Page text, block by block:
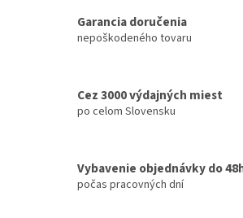
Garancia doručenia
nepoškodeného tovaru
Cez 3000 výdajných miest
po celom Slovensku
Vybavenie objednávky do
počas pracovných dní